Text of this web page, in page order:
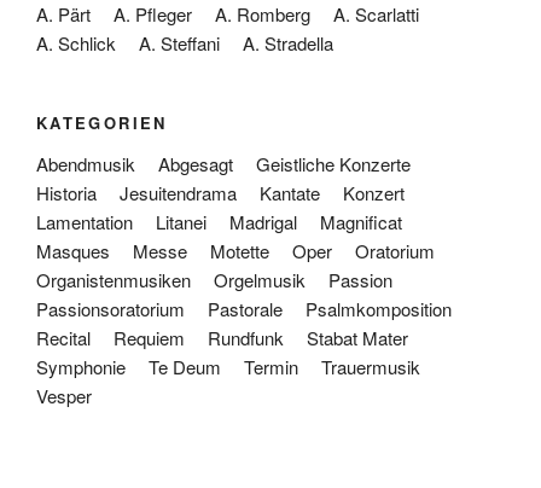
A. Pärt
A. Pfleger A. Romberg
A. Scarlatti
A. Schlick
A. Steffani A. Stradella
KATEGORIEN
Abendmusik Abgesagt
Geistliche Konzerte
Historia
Jesuitendrama Kantate
Konzert
Lamentation
Litanei Madrigal
Magnificat
Masques
Messe Motette Oper
Oratorium
Organistenmusiken
Orgelmusik
Passion
Passionsoratorium
Pastorale
Psalmkomposition
Recital
Requiem Rundfunk
Stabat Mater
Symphonie
Te Deum Termin
Trauermusik
Vesper